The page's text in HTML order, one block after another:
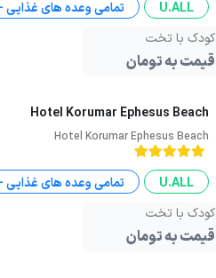
U.ALL
تمامی وعده های
کودک با تخت
قیمت به تومان
Hotel Korumar Ephesus Beach
Hotel Korumar Ephesus Beach
U.ALL
تمامی وعده های
کودک با تخت
قیمت به تومان